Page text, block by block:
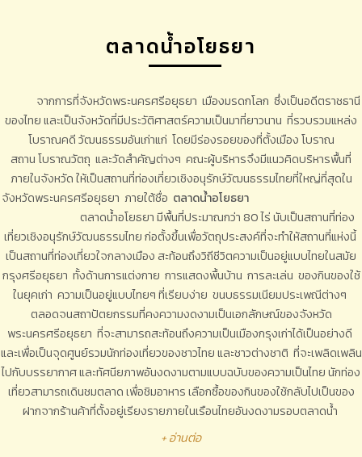
ตลาดน้ำอโยธยา
จากการที่จังหวัดพระนครศรีอยุธยา เมืองมรดกโลก ซึ่งเป็นอดีตราชธานี
ของไทย และเป็นจังหวัดที่มีประวัติศาสตร์ความเป็นมาที่ยาวนาน ที่รวบรวมแหล่ง
โบราณคดี วัฒนธรรมอันเก่าแก่ โดยมีร่องรอยของที่ตั้งเมือง โบราณ
สถาน โบราณวัตถุ และวัดสำคัญต่างๆ คณะผู้บริหารจึงมีแนวคิดบริหารพื้นที่
ภายในจังหวัด ให้เป็นสถานที่ท่องเที่ยวเชิงอนุรักษ์วัฒนธรรมไทยที่ใหญ่ที่สุดใน
จังหวัดพระนครศรีอยุธยา ภายใต้ชื่อ ตลาดน้ำอโยธยา
ตลาดน้ำอโยธยา มีพื้นที่ประมาณกว่า 80 ไร่ นับเป็นสถานที่ท่อง
เที่ยวเชิงอนุรักษ์วัฒนธรรมไทย ก่อตั้งขึ้นเพื่อวัตถุประสงค์ที่จะทำให้สถานที่แห่งนี้
เป็นสถานที่ท่องเที่ยวใจกลางเมือง สะท้อนถึงวิถีชีวิตความเป็นอยู่แบบไทยในสมัย
กรุงศรีอยุธยา ทั้งด้านการแต่งกาย การแสดงพื้นบ้าน การละเล่น ของกินของใช้
ในยุคเก่า ความเป็นอยู่แบบไทยๆ ที่เรียบง่าย ขนบธรรมเนียมประเพณีต่างๆ
ตลอดจนสถาปัตยกรรมที่คงความงดงามเป็นเอกลักษณ์ของจังหวัด
พระนครศรีอยุธยา ที่จะสามารถสะท้อนถึงความเป็นเมืองกรุงเก่าได้เป็นอย่างดี
และเพื่อเป็นจุดศูนย์รวมนักท่องเที่ยวของชาวไทย และชาวต่างชาติ ที่จะเพลิดเพลิน
ไปกับบรรยากาศ และทัศนียภาพอันงดงามตามแบบฉบับของความเป็นไทย นักท่อง
เที่ยวสามารถเดินชมตลาด เพื่อชิมอาหาร เลือกซื้อของกินของใช้กลับไปเป็นของ
ฝากจากร้านค้าที่ตั้งอยู่เรียงรายภายในเรือนไทยอันงดงามรอบตลาดน้ำ
+ อ่านต่อ